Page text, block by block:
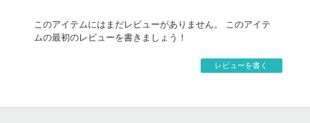
このアイテムにはまだレビューがありません。 このアイテ
ムの最初のレビューを書きましょう！
レビューを書く